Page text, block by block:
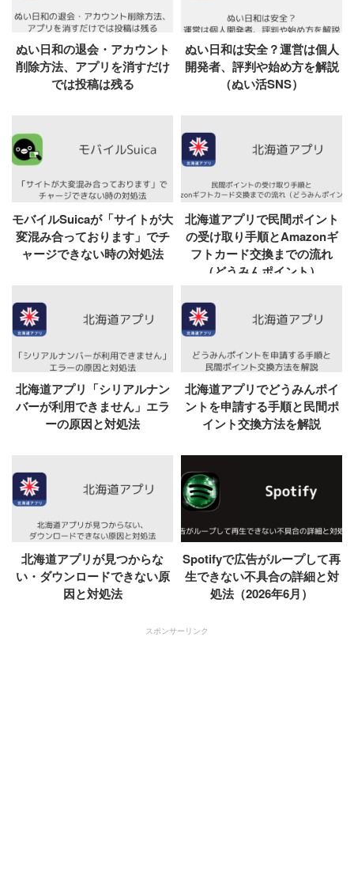
ぬい日和の退会・アカウント
削除方法、アプリを消すだけ
では投稿は残る
ぬい日和は安全？運営は個人
開発者、評判や始め方を解説
（ぬい活SNS）
モバイルSuicaが「サイトが大
変混み合っております」でチ
ャージできない時の対処法
北海道アプリで民間ポイント
の受け取り手順とAmazonギ
フトカード交換までの流れ
（どうみんポイント）
北海道アプリ「シリアルナン
バーが利用できません」エラ
ーの原因と対処法
北海道アプリでどうみんポイ
ントを申請する手順と民間ポ
イント交換方法を解説
北海道アプリが見つからな
い・ダウンロードできない原
因と対処法
Spotifyで広告がループして再
生できない不具合の詳細と対
処法（2026年6月）
スポンサーリンク